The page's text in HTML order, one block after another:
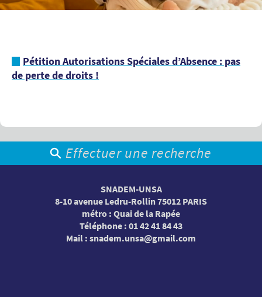
Pétition Autorisations Spéciales d’Absence : pas
de perte de droits !
Effectuer une recherche
SNADEM-UNSA
8-10 avenue Ledru-Rollin 75012 PARIS
métro : Quai de la Rapée
Téléphone : 01 42 41 84 43
Mail :snadem.unsa@gmail.com